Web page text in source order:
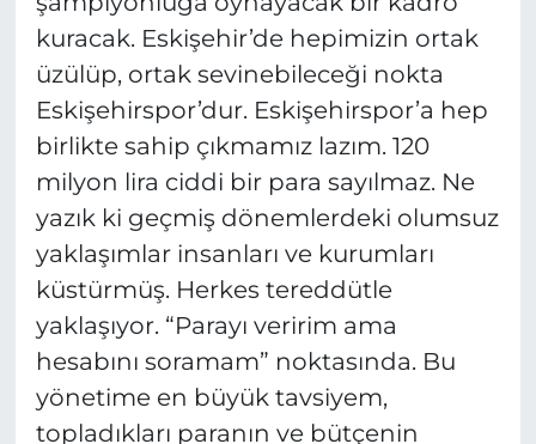
kuracak. Eskişehir’de hepimizin ortak
üzülüp, ortak sevinebileceği nokta
Eskişehirspor’dur. Eskişehirspor’a hep
birlikte sahip çıkmamız lazım. 120
milyon lira ciddi bir para sayılmaz. Ne
yazık ki geçmiş dönemlerdeki olumsuz
yaklaşımlar insanları ve kurumları
küstürmüş. Herkes tereddütle
yaklaşıyor. “Parayı veririm ama
hesabını soramam” noktasında. Bu
yönetime en büyük tavsiyem,
topladıkları paranın ve bütçenin